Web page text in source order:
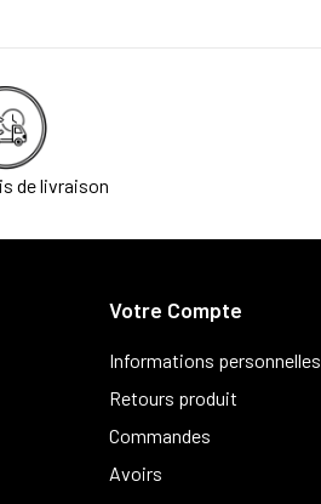
de livraison
Votre Compte
Informations personnelles
Retours produit
Commandes
Avoirs